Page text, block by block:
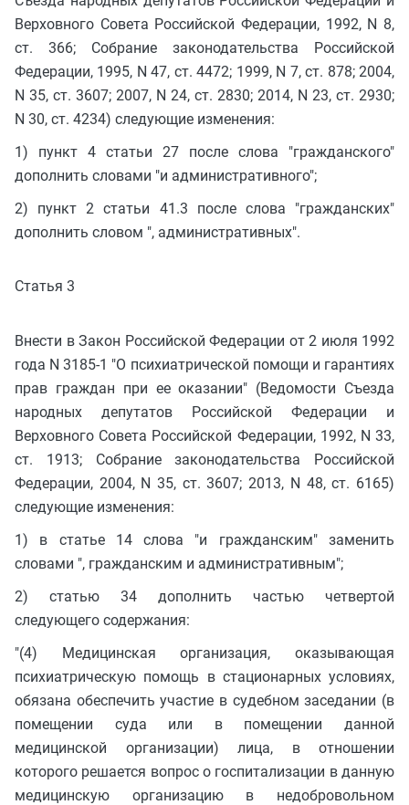
Верховного Совета Российской Федерации, 1992, N 8,
ст. 366; Собрание законодательства Российской
Федерации, 1995, N 47, ст. 4472; 1999, N 7, ст. 878; 2004,
N 35, ст. 3607; 2007, N 24, ст. 2830; 2014, N 23, ст. 2930;
N 30, ст. 4234) следующие изменения:
1) пункт 4 статьи 27 после слова "гражданского"
дополнить словами "и административного";
2) пункт 2 статьи 41.3 после слова "гражданских"
дополнить словом ", административных".
Статья 3
Внести в Закон Российской Федерации от 2 июля 1992
года N 3185-1 "О психиатрической помощи и гарантиях
прав граждан при ее оказании" (Ведомости Съезда
народных депутатов Российской Федерации и
Верховного Совета Российской Федерации, 1992, N 33,
ст. 1913; Собрание законодательства Российской
Федерации, 2004, N 35, ст. 3607; 2013, N 48, ст. 6165)
следующие изменения:
1) в статье 14 слова "и гражданским" заменить
словами ", гражданским и административным";
2) статью 34 дополнить частью четвертой
следующего содержания:
"(4) Медицинская организация, оказывающая
психиатрическую помощь в стационарных условиях,
обязана обеспечить участие в судебном заседании (в
помещении суда или в помещении данной
медицинской организации) лица, в отношении
которого решается вопрос о госпитализации в данную
медицинскую организацию в недобровольном